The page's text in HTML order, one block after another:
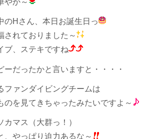
やか～
のHさん、本日お誕生日っ
されておりました～
ブ、ステキですね
ーだったかと言いますと・・・・
ファンダイビングチームは
のを見てきちゃったみたいですよ～
カマス（大群っ！）
、やっぱり迫力あるな～